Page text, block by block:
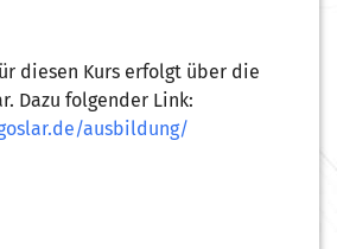
diesen Kurs erfolgt über die
Dazu folgender Link:
ausbildung/